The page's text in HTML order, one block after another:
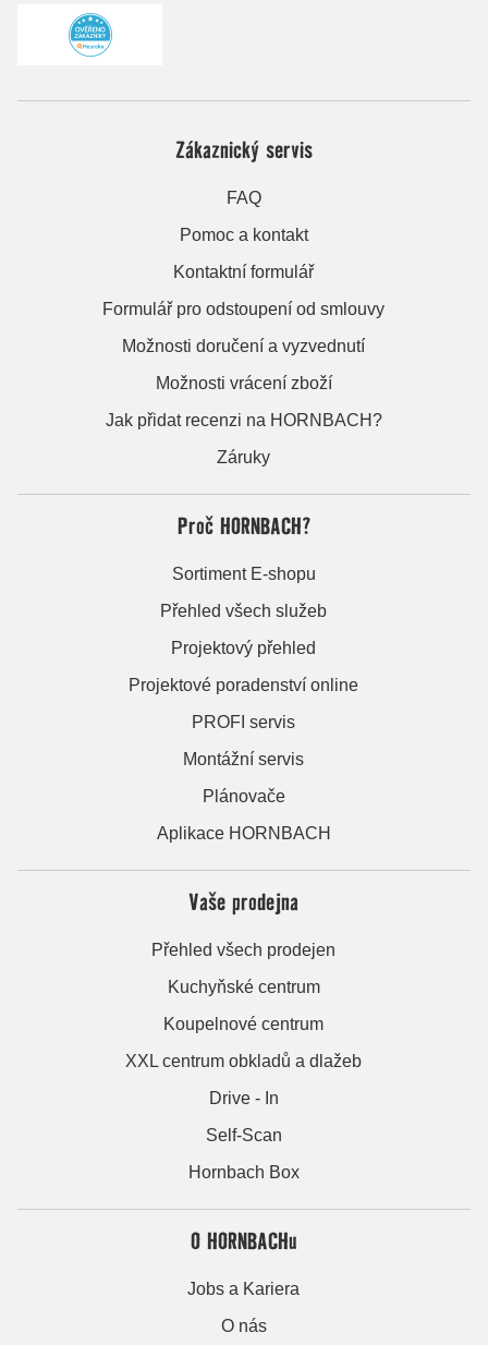
Zákaznický servis
FAQ
Pomoc a kontakt
Kontaktní formulář
Formulář pro odstoupení od smlouvy
Možnosti doručení a vyzvednutí
Možnosti vrácení zboží
Jak přidat recenzi na HORNBACH?
Záruky
Proč HORNBACH?
Sortiment E-shopu
Přehled všech služeb
Projektový přehled
Projektové poradenství online
PROFI servis
Montážní servis
Plánovače
Aplikace HORNBACH
Vaše prodejna
Přehled všech prodejen
Kuchyňské centrum
Koupelnové centrum
XXL centrum obkladů a dlažeb
Drive - In
Self-Scan
Hornbach Box
O HORNBACHu
Jobs a Kariera
O nás